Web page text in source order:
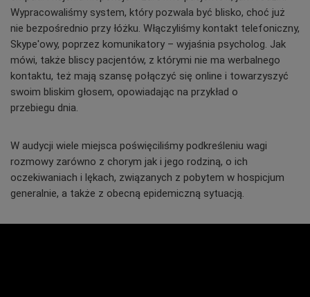
Wypracowaliśmy system, który pozwala być blisko, choć już
nie bezpośrednio przy łóżku. Włączyliśmy kontakt telefoniczny,
Skype'owy, poprzez komunikatory – wyjaśnia psycholog. Jak
mówi, także bliscy pacjentów, z którymi nie ma werbalnego
kontaktu, też mają szansę połączyć się online i towarzyszyć
swoim bliskim głosem, opowiadając na przykład o
przebiegu dnia.
W audycji wiele miejsca poświęciliśmy podkreśleniu wagi
rozmowy zarówno z chorym jak i jego rodziną, o ich
oczekiwaniach i lękach, związanych z pobytem w hospicjum
generalnie, a także z obecną epidemiczną sytuacją.